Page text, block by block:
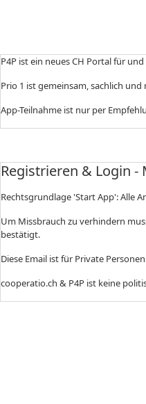
P4P ist ein neues CH Portal für
Prio 1 ist gemeinsam, sachlich
App-Teilnahme ist nur per
Registrieren & Login
Rechtsgrundlage 'Start App': Alle
Um Missbrauch zu verhindern
bestätigt.
Diese Email ist für Private
cooperatio.ch & P4P ist keine